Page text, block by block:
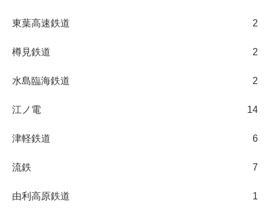
東葉高速鉄道 2
樽見鉄道 2
水島臨海鉄道 2
江ノ電 14
津軽鉄道 6
流鉄 7
由利高原鉄道 1